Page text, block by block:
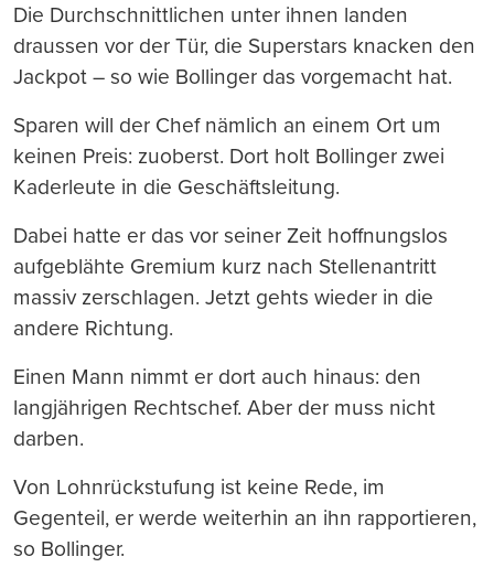
Die Durchschnittlichen unter ihnen landen
draussen vor der Tür, die Superstars knacken den
Jackpot – so wie Bollinger das vorgemacht hat.
Sparen will der Chef nämlich an einem Ort um
keinen Preis: zuoberst. Dort holt Bollinger zwei
Kaderleute in die Geschäftsleitung.
Dabei hatte er das vor seiner Zeit hoffnungslos
aufgeblähte Gremium kurz nach Stellenantritt
massiv zerschlagen. Jetzt gehts wieder in die
andere Richtung.
Einen Mann nimmt er dort auch hinaus: den
langjährigen Rechtschef. Aber der muss nicht
darben.
Von Lohnrückstufung ist keine Rede, im
Gegenteil, er werde weiterhin an ihn rapportieren,
so Bollinger.